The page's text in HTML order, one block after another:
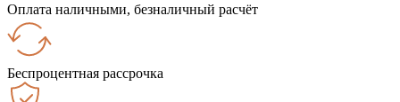
Оплата наличными, безналичный расчёт
Беспроцентная рассрочка